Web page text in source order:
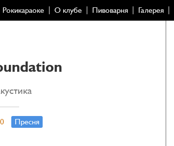
Рокикараоке О клубе Пивоварня Галерея
Пресня